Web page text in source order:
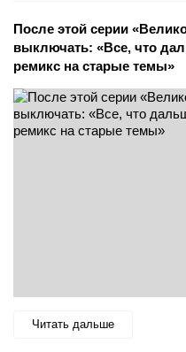
После этой серии
выключать: «Все, что
ремикс на старые темы»
Читать дальше